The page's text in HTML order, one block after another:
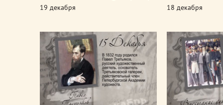
19 декабря 18 декабря